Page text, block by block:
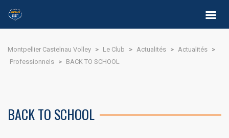
Montpellier Castelnau Volley > Le Club > Actualités > Actualités >
Professionnels > BACK TO SCHOOL
BACK TO SCHOOL